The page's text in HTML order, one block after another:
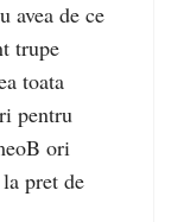
avea de ce
trupe
toata
pentru
ori
pret de